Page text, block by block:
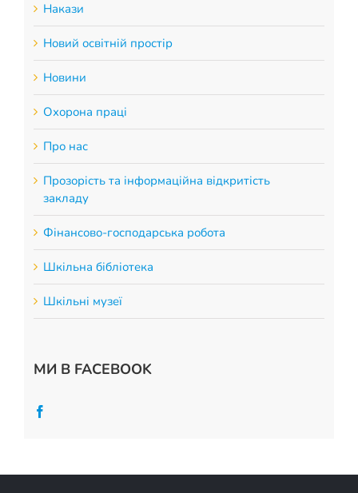
Накази
Новий освітній простір
Новини
Охорона праці
Про нас
Прозорість та інформаційна відкритість
закладу
Фінансово-господарська робота
Шкільна бібліотека
Шкільні музеї
МИ В FACEBOOK